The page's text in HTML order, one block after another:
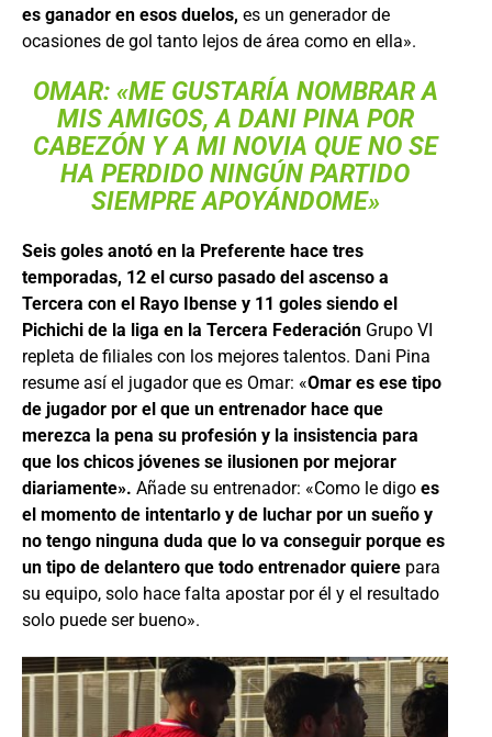
es ganador en esos duelos, es un generador de
ocasiones de gol tanto lejos de área como en ella».
OMAR: «ME GUSTARÍA NOMBRAR A
MIS AMIGOS, A DANI PINA POR
CABEZÓN Y A MI NOVIA QUE NO SE
HA PERDIDO NINGÚN PARTIDO
SIEMPRE APOYÁNDOME»
Seis goles anotó en la Preferente hace tres
temporadas, 12 el curso pasado del ascenso a
Tercera con el Rayo Ibense y 11 goles siendo el
Pichichi de la liga en la Tercera Federación Grupo VI
repleta de filiales con los mejores talentos. Dani Pina
resume así el jugador que es Omar: «Omar es ese tipo
de jugador por el que un entrenador hace que
merezca la pena su profesión y la insistencia para
que los chicos jóvenes se ilusionen por mejorar
diariamente». Añade su entrenador: «Como le digo es
el momento de intentarlo y de luchar por un sueño y
no tengo ninguna duda que lo va conseguir porque es
un tipo de delantero que todo entrenador quiere para
su equipo, solo hace falta apostar por él y el resultado
solo puede ser bueno».